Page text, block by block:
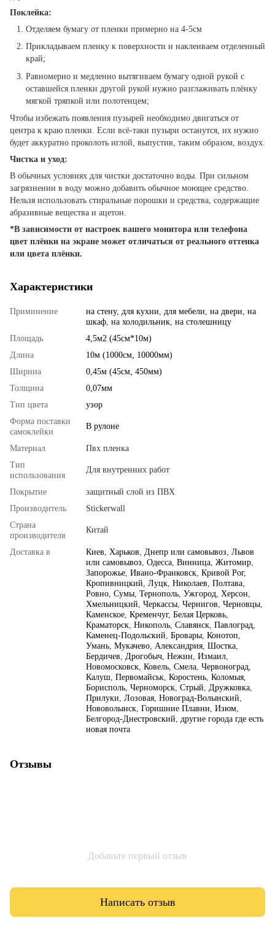
Поклейка:
Отделяем бумагу от пленки примерно на 4-5см
Прикладываем пленку к поверхности и наклеиваем отделенный
край;
Равномерно и медленно вытягиваем бумагу одной рукой с
оставшейся пленки другой рукой нужно разглаживать плёнку
мягкой тряпкой или полотенцем;
Чтобы избежать появления пузырей необходимо двигаться от
центра к краю пленки. Если всё-таки пузыри останутся, их нужно
будет аккуратно проколоть иглой, выпустив, таким образом, воздух.
Чистка и уход:
В обычных условиях для чистки достаточно воды. При сильном
загрязнении в воду можно добавить обычное моющее средство.
Нельзя использовать стиральные порошки и средства, содержащие
абразивные вещества и ацетон.
*В зависимости от настроек вашего монитора или телефона
цвет плёнки на экране может отличаться от реального оттенка
или цвета плёнки.
Характеристики
Приминение на стену, для кухни, для мебели, на двери, на
шкаф, на холодильник, на столешницу
Площадь
4,5м2 (45см*10м)
Длина
10м (1000см, 10000мм)
Ширина
0,45м (45см, 450мм)
Толщина
0,07мм
Тип цвета
узор
Форма поставки
самоклейки
В рулоне
Материал
Пвх пленка
Тип
использования
Для внутренних работ
Покрытие
защитный слой из ПВХ
Производитель
Stickerwall
Страна
производителя
Китай
Доставка в Киев, Харьков, Днепр или самовывоз, Львов
или самовывоз, Одесса, Винница, Житомир,
Запорожье, Ивано-Франковск, Кривой Рог,
Кропивницкий, Луцк, Николаев, Полтава,
Ровно, Сумы, Тернополь, Ужгород, Херсон,
Хмельницкий, Черкассы, Чернигов, Черновцы,
Каменское, Кременчуг, Белая Церковь,
Краматорск, Никополь, Славянск, Павлоград,
Каменец-Подольский, Бровары, Конотоп,
Умань, Мукачево, Александрия, Шостка,
Бердичев, Дрогобыч, Нежин, Измаил,
Новомосковск, Ковель, Смела, Червоноград,
Калуш, Первомайськ, Коростень, Коломыя,
Борисполь, Черноморск, Стрый, Дружковка,
Прилуки, Лозовая, Новоград-Волынский,
Нововолынск, Горишние Плавни, Изюм,
Белгород-Днестровский, другие города где есть
новая почта
Отзывы
Добавьте первый отзыв
Написать отзыв